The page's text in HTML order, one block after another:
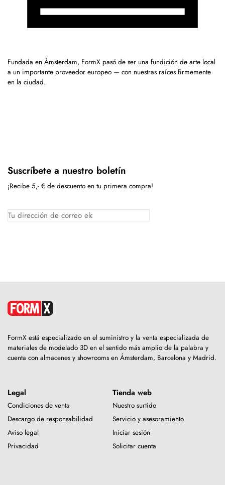
Fundada en Ámsterdam, FormX pasó de ser una fundición de arte local
a un importante proveedor europeo — con nuestras raíces firmemente
en la ciudad.
Suscríbete a nuestro boletín
¡Recibe 5,- € de descuento en tu primera compra!
FormX está especializado en el suministro y la venta especializada de
materiales de modelado 3D en el sentido más amplio de la palabra y
cuenta con almacenes y showrooms en Ámsterdam, Barcelona y Madrid.
Legal
Condiciones de venta
Descargo de responsabilidad
Aviso legal
Privacidad
Tienda web
Nuestro surtido
Servicio y asesoramiento
Iniciar sesión
Solicitar cuenta